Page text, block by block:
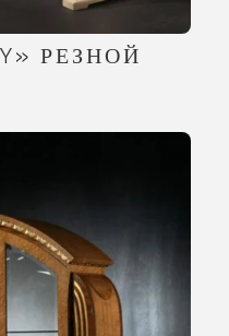
РЕЗНОЙ